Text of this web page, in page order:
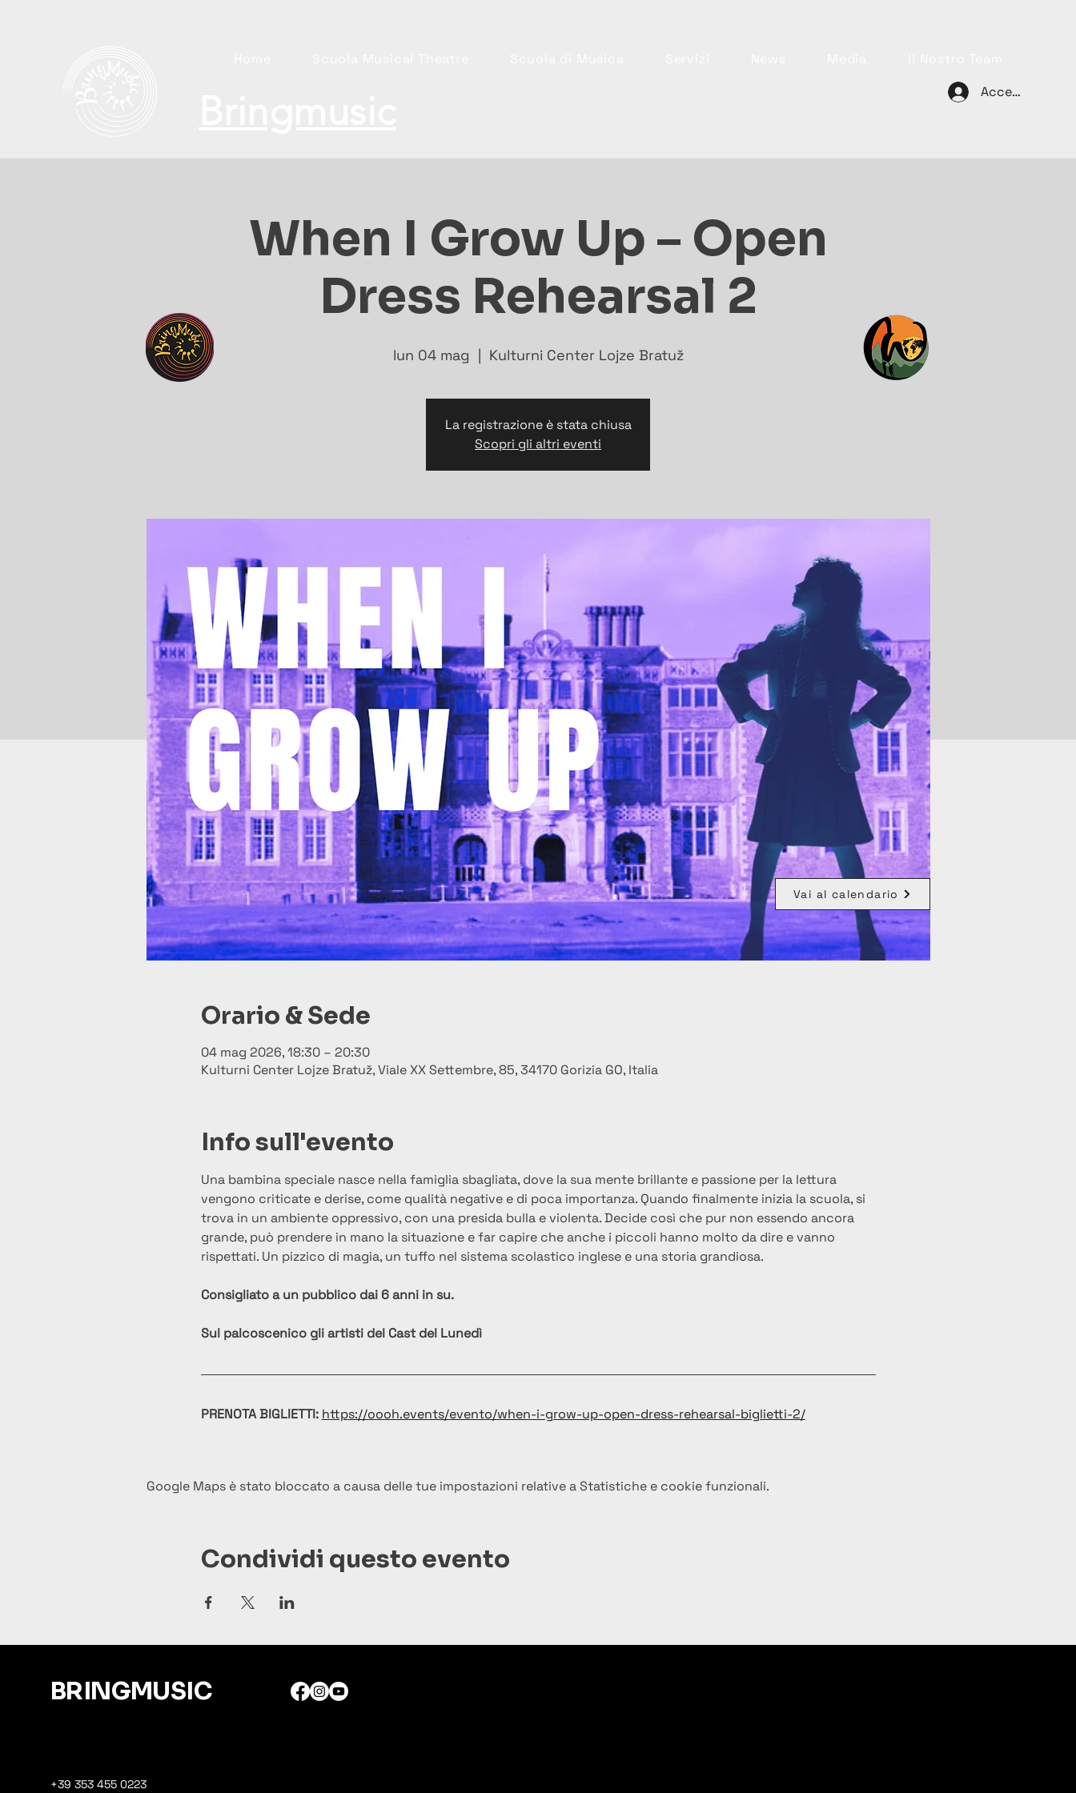
Accedi
When I Grow Up – Open
Dress Rehearsal 2
lun 04 mag
  |
Kulturni Center Lojze Bratuž
La registrazione è stata chiusa
Scopri gli altri eventi
Orario & Sede
04 mag 2026, 18:30 – 20:30
Kulturni Center Lojze Bratuž, Viale XX Settembre, 85, 34170 Gorizia GO, Italia
Info sull'evento
Una bambina speciale nasce nella famiglia sbagliata, dove la sua mente brillante e passione per la lettura
vengono criticate e derise, come qualità negative e di poca importanza. Quando finalmente inizia la scuola, si
trova in un ambiente oppressivo, con una presida bulla e violenta. Decide così che pur non essendo ancora
grande, può prendere in mano la situazione e far capire che anche i piccoli hanno molto da dire e vanno
rispettati. Un pizzico di magia, un tuffo nel sistema scolastico inglese e una storia grandiosa.
Consigliato a un pubblico dai 6 anni in su.
Sul palcoscenico gli artisti del Cast del Lunedì
PRENOTA BIGLIETTI: https://oooh.events/evento/when-i-grow-up-open-dress-rehearsal-biglietti-2/
Google Maps è stato bloccato a causa delle tue impostazioni relative a Statistiche e cookie funzionali.
Condividi questo evento
Vai al calendario
BRINGMUSIC
+39 353 455 0223